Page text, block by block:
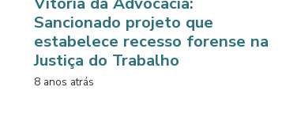
Sancionado projeto que
estabelece recesso forense na
Justiça do Trabalho
8 anos atrás